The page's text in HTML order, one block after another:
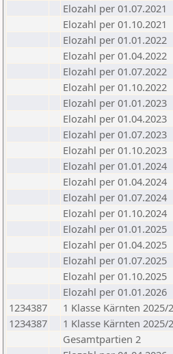
Elozahl per 01.07.2021
Elozahl per 01.10.2021
Elozahl per 01.01.2022
Elozahl per 01.04.2022
Elozahl per 01.07.2022
Elozahl per 01.10.2022
Elozahl per 01.01.2023
Elozahl per 01.04.2023
Elozahl per 01.07.2023
Elozahl per 01.10.2023
Elozahl per 01.01.2024
Elozahl per 01.04.2024
Elozahl per 01.07.2024
Elozahl per 01.10.2024
Elozahl per 01.01.2025
Elozahl per 01.04.2025
Elozahl per 01.07.2025
Elozahl per 01.10.2025
Elozahl per 01.01.2026
1234387
1 Klasse Kärnten 2025/
1234387
1 Klasse Kärnten 2025/
Gesamtpartien 2